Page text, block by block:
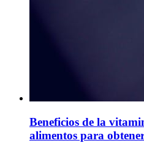
Beneficios de la
alimentos para